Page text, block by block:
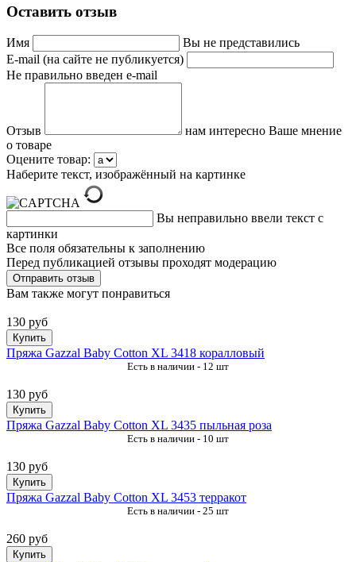
Оставить отзыв
Имя
Вы не представились
E-mail (на сайте не публикуется)
Не правильно введен e-mail
Отзыв
нам интересно Ваше мнение
о товаре
Оцените товар:
Наберите текст, изображённый на картинке
Вы неправильно ввели текст с
картинки
Все поля обязательны к заполнению
Перед публикацией отзывы проходят модерацию
Вам также могут понравиться
130 руб
Купить
Пряжа Gazzal Baby Cotton XL 3418 коралловый
Есть в наличии - 12 шт
130 руб
Купить
Пряжа Gazzal Baby Cotton XL 3435 пыльная роза
Есть в наличии - 10 шт
130 руб
Купить
Пряжа Gazzal Baby Cotton XL 3453 терракот
Есть в наличии - 25 шт
260 руб
Купить